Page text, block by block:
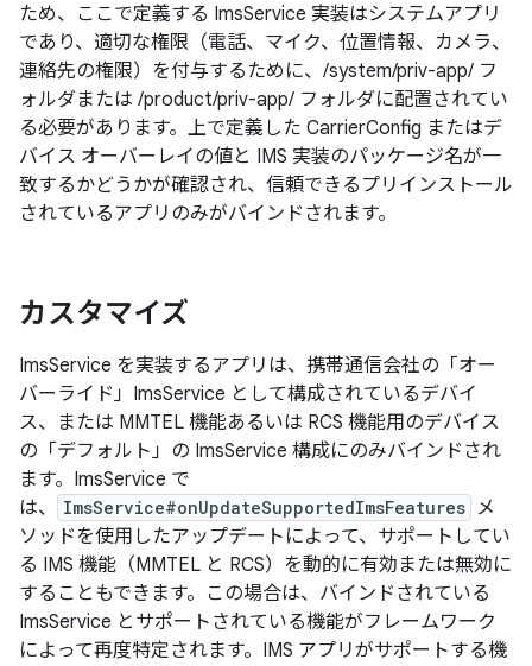
ため、ここで定義する ImsService 実装はシステムアプリ
であり、適切な権限（電話、マイク、位置情報、カメラ、
連絡先の権限）を付与するために、/system/priv-app/ フ
ォルダまたは /product/priv-app/ フォルダに配置されてい
る必要があります。上で定義した CarrierConfig またはデ
バイス オーバーレイの値と IMS 実装のパッケージ名が一
致するかどうかが確認され、信頼できるプリインストール
されているアプリのみがバインドされます。
カスタマイズ
ImsService を実装するアプリは、携帯通信会社の「オー
バーライド」ImsService として構成されているデバイ
ス、または MMTEL 機能あるいは RCS 機能用のデバイス
の「デフォルト」の ImsService 構成にのみバインドされ
ます。ImsService で
は、
ImsService#onUpdateSupportedImsFeatures メ
ソッドを使用したアップデートによって、サポートしてい
る IMS 機能（MMTEL と RCS）を動的に有効または無効に
することもできます。この場合は、バインドされている
ImsService とサポートされている機能がフレームワーク
によって再度特定されます。IMS アプリがサポートする機